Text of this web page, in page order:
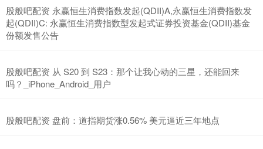
股般吧配资 永赢恒生消费指数发起(QDII)A,永赢恒生消费指数发
起(QDII)C: 永赢恒生消费指数型发起式证券投资基金(QDII)基金
份额发售公告
股般吧配资 从 S20 到 S23：那个让我心动的三星，还能回来
吗？_iPhone_Android_用户
股般吧配资 盘前：道指期货涨0.56% 美元逼近三年地点